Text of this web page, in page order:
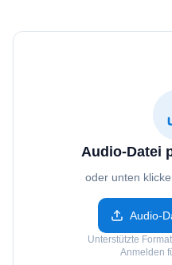
Audio-Datei
oder unten
Audio-
Unterstützte
Anmelden